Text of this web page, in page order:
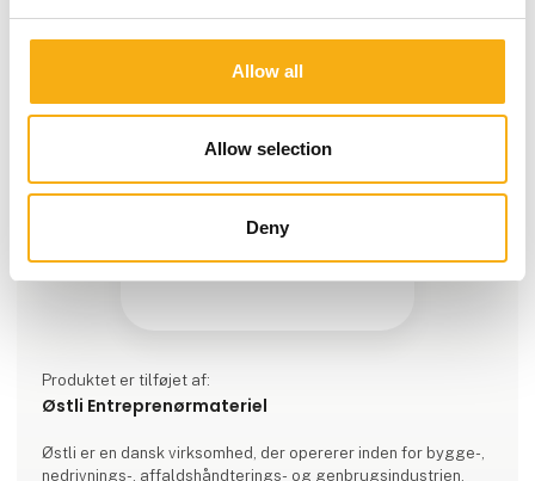
Allow all
Allow selection
Deny
Produktet er tilføjet af:
Østli Entreprenørmateriel
Østli er en dansk virksomhed, der opererer inden for bygge-,
nedrivnings-, affaldshåndterings- og genbrugsindustrien.